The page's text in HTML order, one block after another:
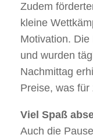
Zudem
kleine
Motivation.
und wurden
Nachmittag
Preise, was
Viel Spaß
Auch die